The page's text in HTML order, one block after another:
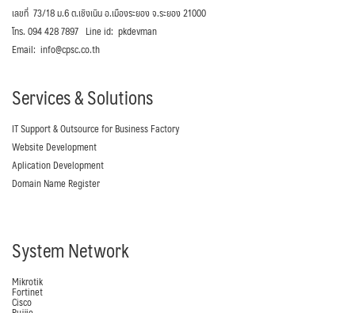
เลขที่ 73/18 ม.6 ต.เชิงเนิน อ.เมืองระยอง จ.ระยอง 21000
โทร. 094 428 7897 Line id: pkdevman
Email: info@cpsc.co.th
Services & Solutions
IT Support & Outsource for Business Factory
Website Development
Aplication Development
Domain Name Register
System Network
Mikrotik
Fortinet
Cisco